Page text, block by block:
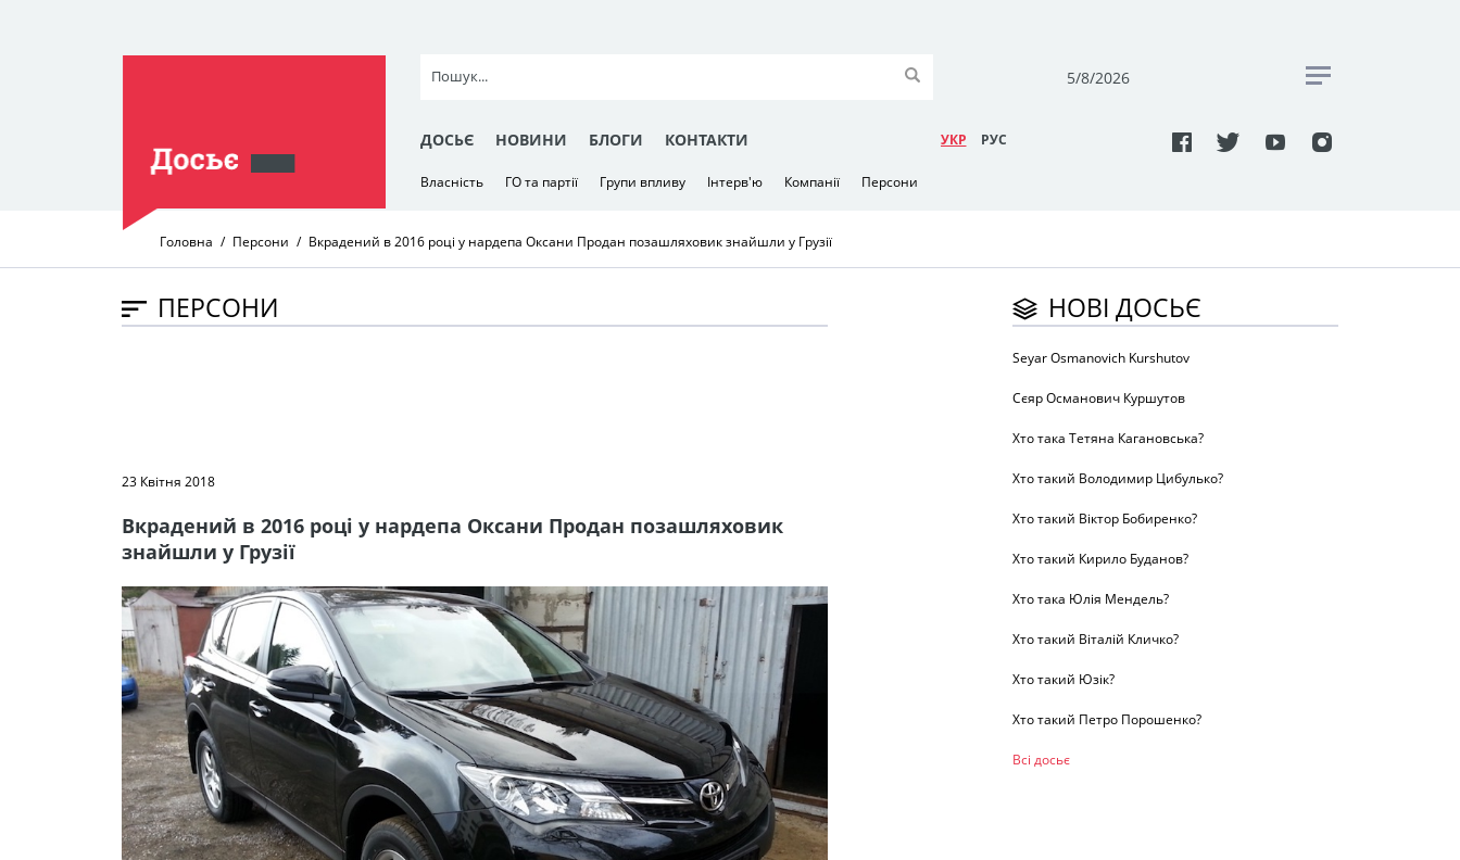
5/8/2026
ДОСЬЄ НОВИНИ БЛОГИ КОНТАКТИ УКР РУC
Власність ГО та партії Групи впливу Інтерв'ю Компанії Персони
Головна Персони Вкрадений в 2016 році у нардепа Оксани Продан позашляховик знайшли у Грузії
ПЕРСОНИ
23 Квітня 2018
Вкрадений в 2016 році у нардепа Оксани Продан позашляховик
знайшли у Грузії
НОВІ ДОСЬЄ
Seyar Osmanovich Kurshutov
Сєяр Османович Куршутов
Хто така Тетяна Кагановська?
Хто такий Володимир Цибулько?
Хто такий Віктор Бобиренко?
Хто такий Кирило Буданов?
Хто така Юлія Мендель?
Хто такий Віталій Кличко?
Хто такий Юзік?
Хто такий Петро Порошенко?
Всі досьє